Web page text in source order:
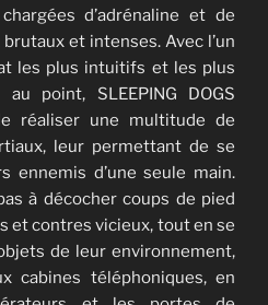
d’adrénaline et de
et intenses. Avec l’un
les plus intuitifs et les plus
point, SLEEPING DOGS
réaliser une multitude de
leur permettant de se
ennemis d’une seule main.
à décocher coups de pied
et contres vicieux, tout en se
de leur environnement,
cabines téléphoniques, en